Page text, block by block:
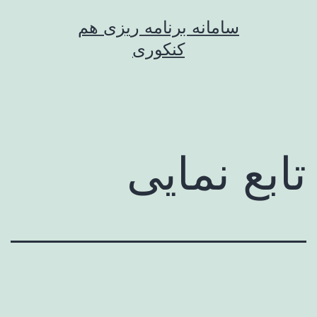
سامانه برنامه ریزی هم
کنکوری
تابع نمایی